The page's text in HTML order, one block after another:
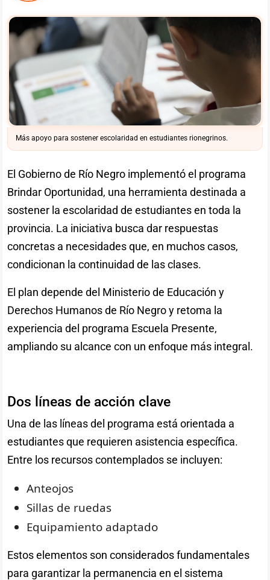
Más apoyo para sostener escolaridad en estudiantes rionegrinos.
El Gobierno de Río Negro implementó el programa
Brindar Oportunidad, una herramienta destinada a
sostener la escolaridad de estudiantes en toda la
provincia. La iniciativa busca dar respuestas
concretas a necesidades que, en muchos casos,
condicionan la continuidad de las clases.
El plan depende del Ministerio de Educación y
Derechos Humanos de Río Negro y retoma la
experiencia del programa Escuela Presente,
ampliando su alcance con un enfoque más integral.
Dos líneas de acción clave
Una de las líneas del programa está orientada a
estudiantes que requieren asistencia específica.
Entre los recursos contemplados se incluyen:
Anteojos
Sillas de ruedas
Equipamiento adaptado
Estos elementos son considerados fundamentales
para garantizar la permanencia en el sistema